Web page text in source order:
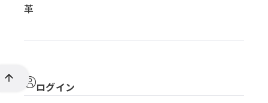
革
ログイン